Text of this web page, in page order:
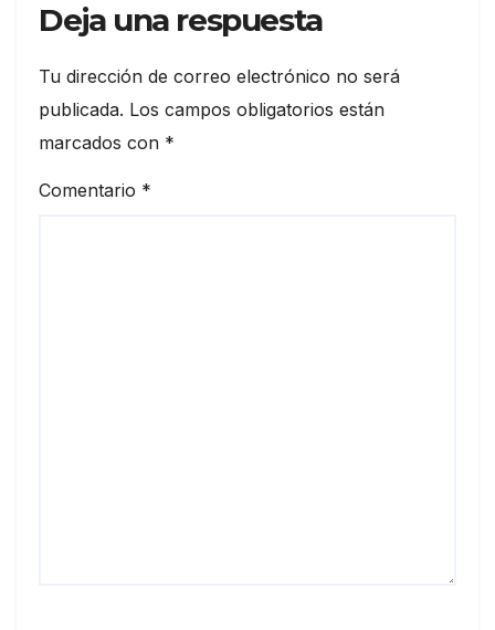
Deja una respuesta
Tu dirección de correo electrónico no será
publicada. Los campos obligatorios están
marcados con *
Comentario *